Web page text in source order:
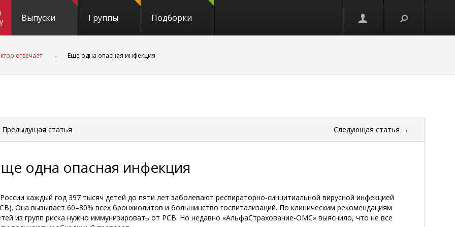
Выпуски Группы Подборки
отвечает → Еще одна опасная инфекция
статья Следующая статья →
одна опасная инфекция
каждый год 397 тысяч детей до пяти лет заболевают респираторно-синцитиальной вирусной инфекцией
Она вызывает 60–80% всех бронхиолитов и большинство госпитализаций. По клиническим рекомендациям
из групп риска нужно иммунизировать от РСВ. Но недавно «АльфаСтрахование-ОМС» выяснило, что не все